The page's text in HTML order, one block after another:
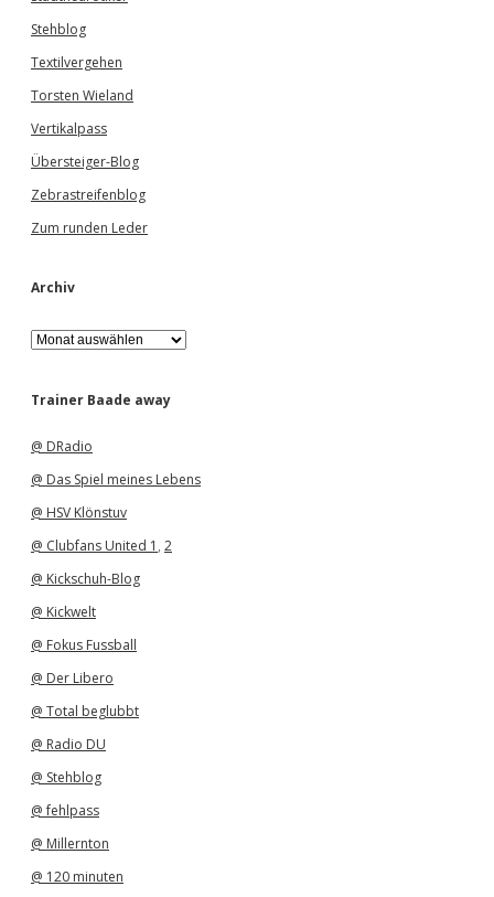
Stehblog
Textilvergehen
Torsten Wieland
Vertikalpass
Übersteiger-Blog
Zebrastreifenblog
Zum runden Leder
Archiv
A
r
h
Trainer Baade away
@ DRadio
@ Das Spiel meines Lebens
@ HSV Klönstuv
@ Clubfans United 1 , 2
@ Kickschuh-Blog
@ Kickwelt
@ Fokus Fussball
@ Der Libero
@ Total beglubbt
@ Radio DU
@ Stehblog
@ fehlpass
@ Millernton
@ 120 minuten